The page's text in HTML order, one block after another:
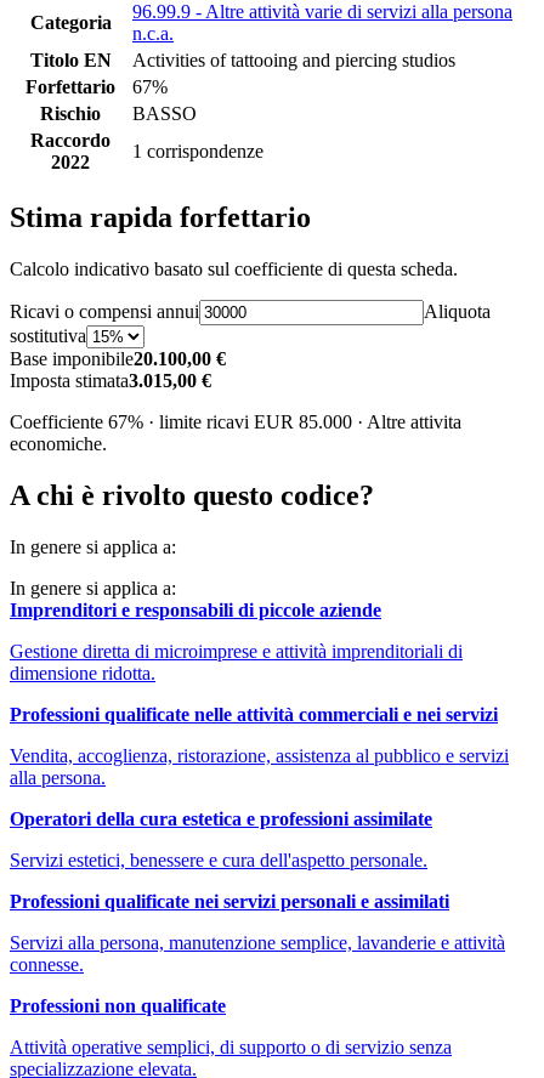
Categoria
96.99.9 - Altre attività varie di servizi alla persona
n.c.a.
Titolo EN
Activities of tattooing and piercing studios
Forfettario
67%
Rischio
BASSO
Raccordo
2022
1 corrispondenze
Stima rapida forfettario
Calcolo indicativo basato sul coefficiente di questa scheda.
Ricavi o compensi annui
Aliquota
sostitutiva
Base imponibile20.100,00 €
Imposta stimata3.015,00 €
Coefficiente 67% · limite ricavi EUR 85.000 · Altre attivita
economiche.
A chi è rivolto questo codice?
In genere si applica a:
In genere si applica a:
Imprenditori e responsabili di piccole aziende
Gestione diretta di microimprese e attività imprenditoriali di
dimensione ridotta.
Professioni qualificate nelle attività commerciali e nei servizi
Vendita, accoglienza, ristorazione, assistenza al pubblico e servizi
alla persona.
Operatori della cura estetica e professioni assimilate
Servizi estetici, benessere e cura dell'aspetto personale.
Professioni qualificate nei servizi personali e assimilati
Servizi alla persona, manutenzione semplice, lavanderie e attività
connesse.
Professioni non qualificate
Attività operative semplici, di supporto o di servizio senza
specializzazione elevata.